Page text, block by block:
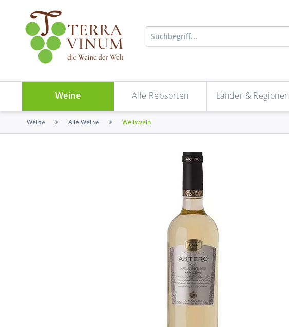
Weine Alle Rebsorten Länder & Regionen
Weine Alle Weine Weißwein